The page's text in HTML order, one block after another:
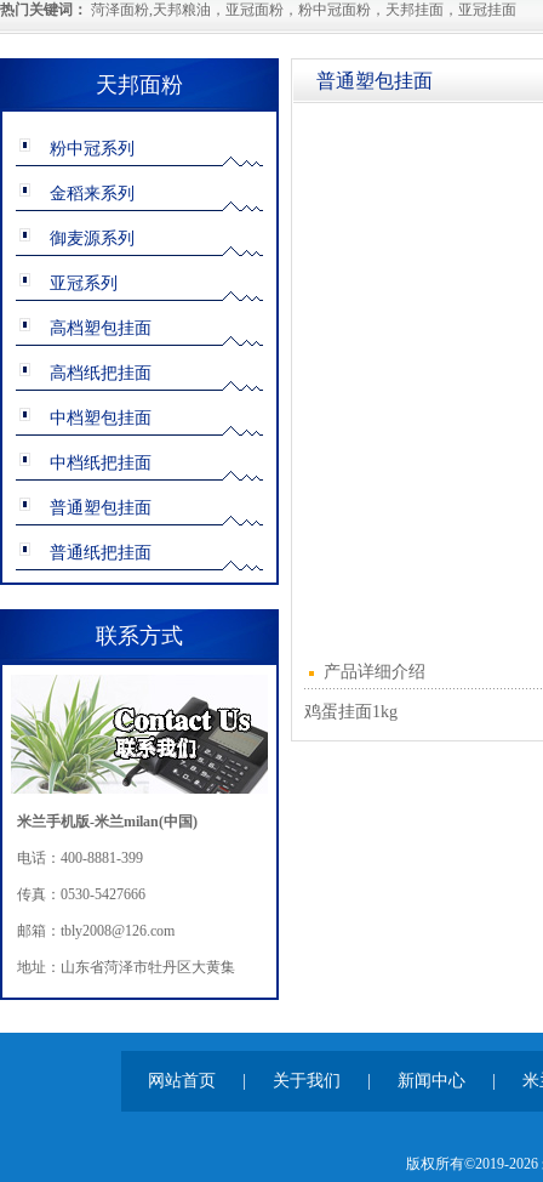
热门关键词： 菏泽面粉,天邦粮油，亚冠面粉，粉中冠面粉，天邦挂面，亚冠挂面
天邦面粉
粉中冠系列
金稻来系列
御麦源系列
亚冠系列
高档塑包挂面
高档纸把挂面
中档塑包挂面
中档纸把挂面
普通塑包挂面
普通纸把挂面
联系方式
米兰手机版-米兰milan(中国)
电话：400-8881-399
传真：0530-5427666
邮箱：tbly2008@126.com
地址：山东省菏泽市牡丹区大黄集
普通塑包挂面
产品详细介绍
鸡蛋挂面1kg
网站首页 关于我们 新闻中心 米
版权所有©2019-